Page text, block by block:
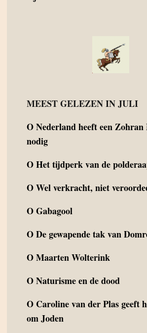
MEEST GELEZEN IN JULI
ONederland heeft een
nodig
OHet tijdperk van de
OWel verkracht, niet
OGabagool
ODe gewapende tak van
OMaarten Wolterink
ONaturisme en de dood
O Caroline van der Plas geeft
om Joden